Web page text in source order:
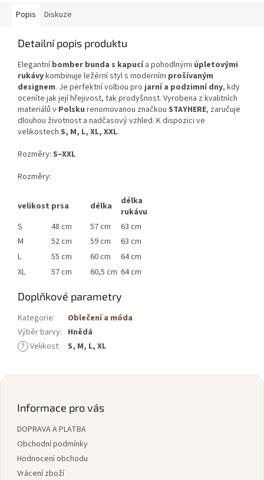
Popis Diskuze
Detailní popis produktu
Elegantníbomber bunda s kapucía pohodlnými úpletovými
rukávykombinuje ležérní styl s moderním prošívaným
designem. Je perfektní volbou pro jarní a podzimní dny, kdy
oceníte jak její hřejivost, tak prodyšnost. Vyrobena z kvalitních
materiálů v Polsku renomovanou značkou STAYHERE, zaručuje
dlouhou životnost a nadčasový vzhled. K dispozici ve
velikostech S, M, L, XL, XXL.
Rozměry: S–XXL
Rozměry:
velikost prsa délka
délka
rukávu
S
48 cm 57 cm
63 cm
M
52 cm 59 cm
63 cm
L
55 cm 60 cm
64 cm
XL
57 cm 60,5 cm 64 cm
Doplňkové parametry
Kategorie:
Oblečení a móda
Výběr barvy: Hnědá
? Velikost: S, M, L, XL
Z
Informace pro vás
DOPRAVA A PLATBA
Obchodní podmínky
Hodnocení obchodu
Vrácení zboží